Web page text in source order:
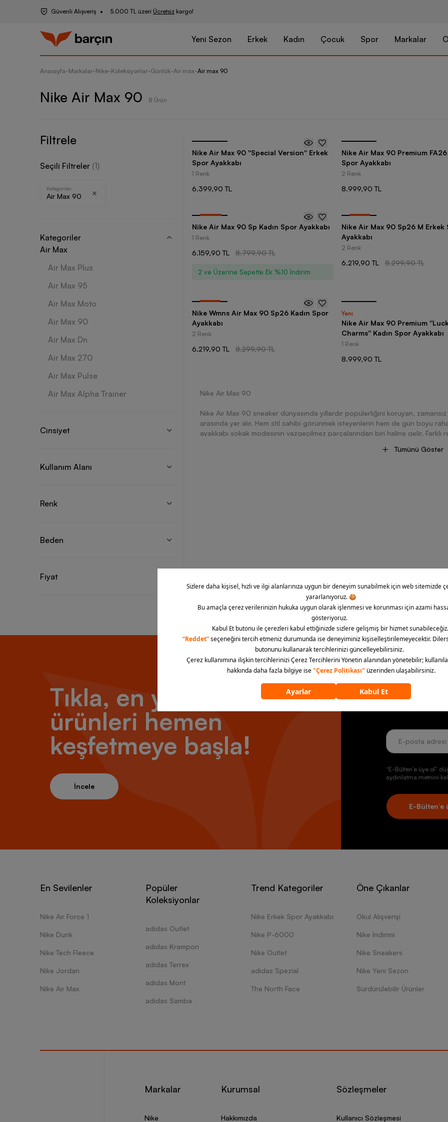
Güvenli Alışveriş 5.000 TL üzeri Ücretsiz kargo!
Yeni Sezon Erkek Kadın Çocuk Spor Markalar
Anasayfa-Markalar-Nike-Koleksiyonlar-Günlük-Air max-Air max 90
Nike Air Max 90 8 Ürün
Filtrele
Seçili Filtreler (1)
Kategoriler
Air Max 90
Kategoriler
Air Max
Air Max Plus
Air Max 95
Air Max Moto
Air Max 90
Air Max Dn
Air Max 270
Air Max Pulse
Air Max Alpha Trainer
Cinsiyet
Kullanım Alanı
Renk
Beden
Fiyat
Nike Air Max 90 ''Special Version'' Erkek
Spor Ayakkabı
1 Renk
6.399,90 TL
Nike Air Max 90 Premium
Spor Ayakkabı
2 Renk
8.999,90 TL
Nike Air Max 90 Sp Kadın Spor Ayakkabı
1 Renk
6.159,90 TL 8.799,90 TL
2 ve Üzerine Sepette Ek %10 İndirim
Nike Air Max 90 Sp26 M Erkek
Ayakkabı
2 Renk
6.219,90 TL 8.299,90 TL
Nike Wmns Air Max 90 Sp26 Kadın Spor
Ayakkabı
2 Renk
6.219,90 TL 8.299,90 TL
Yeni
Nike Air Max 90 Premium
Charms'' Kadın Spor Ayakkabı
1 Renk
8.999,90 TL
Nike Air Max 90
Nike Air Max 90 sneaker dünyasında yıllardır popülerliğini koruyan,
arasında yer alır. Hem stil sahibi görünmek isteyenlerin hem de gün boyu
ayakkabı sokak modasının vazgeçilmez parçalarından biri haline gelir.
çekici tasarımıyla öne çıkan spor ayakkabı aynı zamanda performansı ile
fonksiyonel yapısıyla kullanıcıların beklentilerini karşılayan dengeli bir
Nike Air Max 90 Modelleri
Nike Air Max modelleri spor ayakkabı dünyasında konfor ve stilin en başarılı
teknolojisi sayesinde darbe emilimini artıran koleksiyon günlük kullanımda
yapılarıyla üretilen
Nike Air Max
modelleri hem spor yaparken hem de
sunar. Modern ve retro çizgileri bir araya getiren Nike imzalı Air Max 90 serisi
vazgeçilmezleri arasında yer alır.
Nike Air Max 90 Erkek Modelleri
Nike Air Max 90 erkek seçkisi daha çok sade ve güçlü renk tonlarıyla öne
Nike Air Max 90 Kadın Modelleri
Nike Air Max 90 kadın modellerinde canlı, enerjik ve dikkat çekici renk
Nike Air Max 90 kadın
koleksiyonunda spor, günlük, ofis kombinlerini
Nike Air Max 90 Spor Ayakkabı Kimler İçin Uygun?
herkes için uygundur. Bu yönüyle Nike Air Max 90 spor ayakkabı geniş bir
Nike Air Max 90 Spor Ayakkabı Satın Alırken Dikkat Edilmesi
sıralanabilir:
sürdürebilirsiniz.
Kısa mesafeler için uygun olan seçenekler profesyonel koşular için önerilmez.
Kaliteli üretim malzemeleri, konfor sunan özel detayları sayesinde uzun
büyük tercih edilebilir.
Renk seçenekleri, taban yapısı, rahat kalıbı ile günlük kullanım için en çok
Tümünü Göster
Tıkla, en yeni
ürünleri hemen
keşfetmeye başla!
İncele
E-
İndirim,
“E-Bülten’e üye ol”
aydınlatma metnini
E-Bülten’e
En Sevilenler
Nike Air Force 1
Nike Dunk
Nike Tech Fleece
Nike Jordan
Nike Air Max
Popüler
Koleksiyonlar
adidas Outlet
adidas Krampon
adidas Terrex
adidas Mont
adidas Samba
Trend Kategoriler
Nike Erkek Spor Ayakkabı
Nike P-6000
Nike Outlet
adidas Spezial
The North Face
Öne Çıkanlar
Okul Alışverişi
Nike İndirimi
Nike Sneakers
Nike Yeni Sezon
Sürdürülebilir Ürünler
Markalar
Nike
Kurumsal
Hakkımızda
Sözleşmeler
Kullanıcı Sözleşmesi